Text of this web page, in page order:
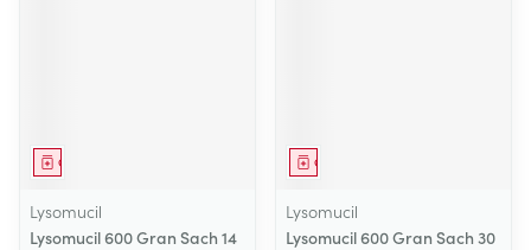
Geneesmiddel
Lysomucil
Lysomucil 600 Gran Sach 14
Geneesmiddel
Lysomucil
Lysomucil 600 Gran Sach 30